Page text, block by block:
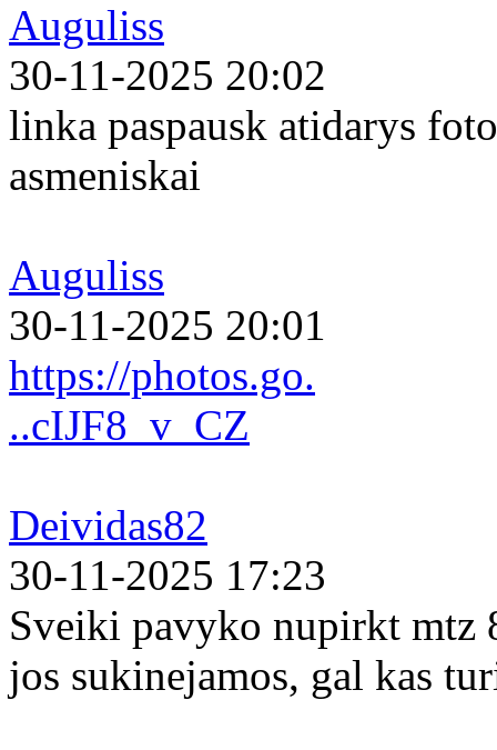
Auguliss
30-11-2025 20:02
linka paspausk atidarys
asmeniskai
Auguliss
30-11-2025 20:01
https://photos.go.
..cIJF8_v_CZ
Deividas82
30-11-2025 17:23
Sveiki pavyko nupirkt mtz
jos sukinejamos, gal kas